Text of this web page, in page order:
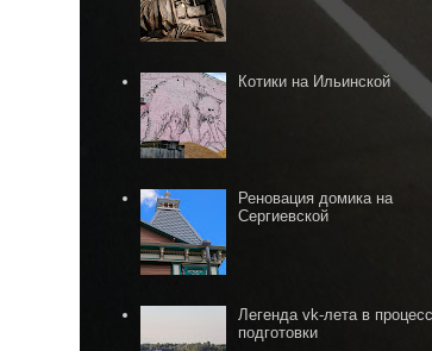
Котики на Ильинской
Реновация домика на
Сергиевской
Легенда vk-лета в
подготовки